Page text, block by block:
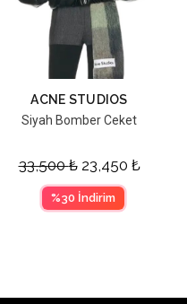
ACNE STUDIOS
Siyah Bomber Ceket
33,500₺ 23,450 ₺
%30 İndirim